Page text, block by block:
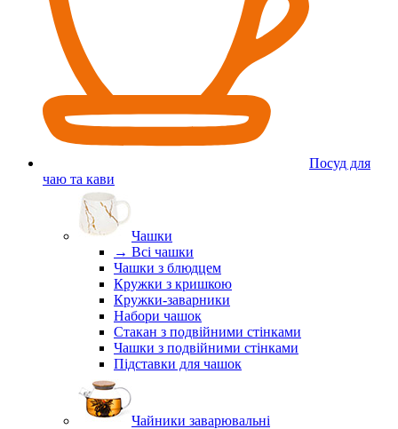
Посуд для
чаю та кави
Чашки
→ Всі чашки
Чашки з блюдцем
Кружки з кришкою
Кружки-заварники
Набори чашок
Стакан з подвійними стінками
Чашки з подвійними стінками
Підставки для чашок
Чайники заварювальні